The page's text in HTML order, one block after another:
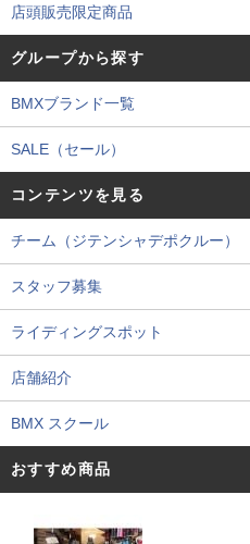
店頭販売限定商品
グループから探す
BMXブランド一覧
SALE（セール）
コンテンツを見る
チーム（ジテンシャデポクルー）
スタッフ募集
ライディングスポット
店舗紹介
BMX スクール
おすすめ商品